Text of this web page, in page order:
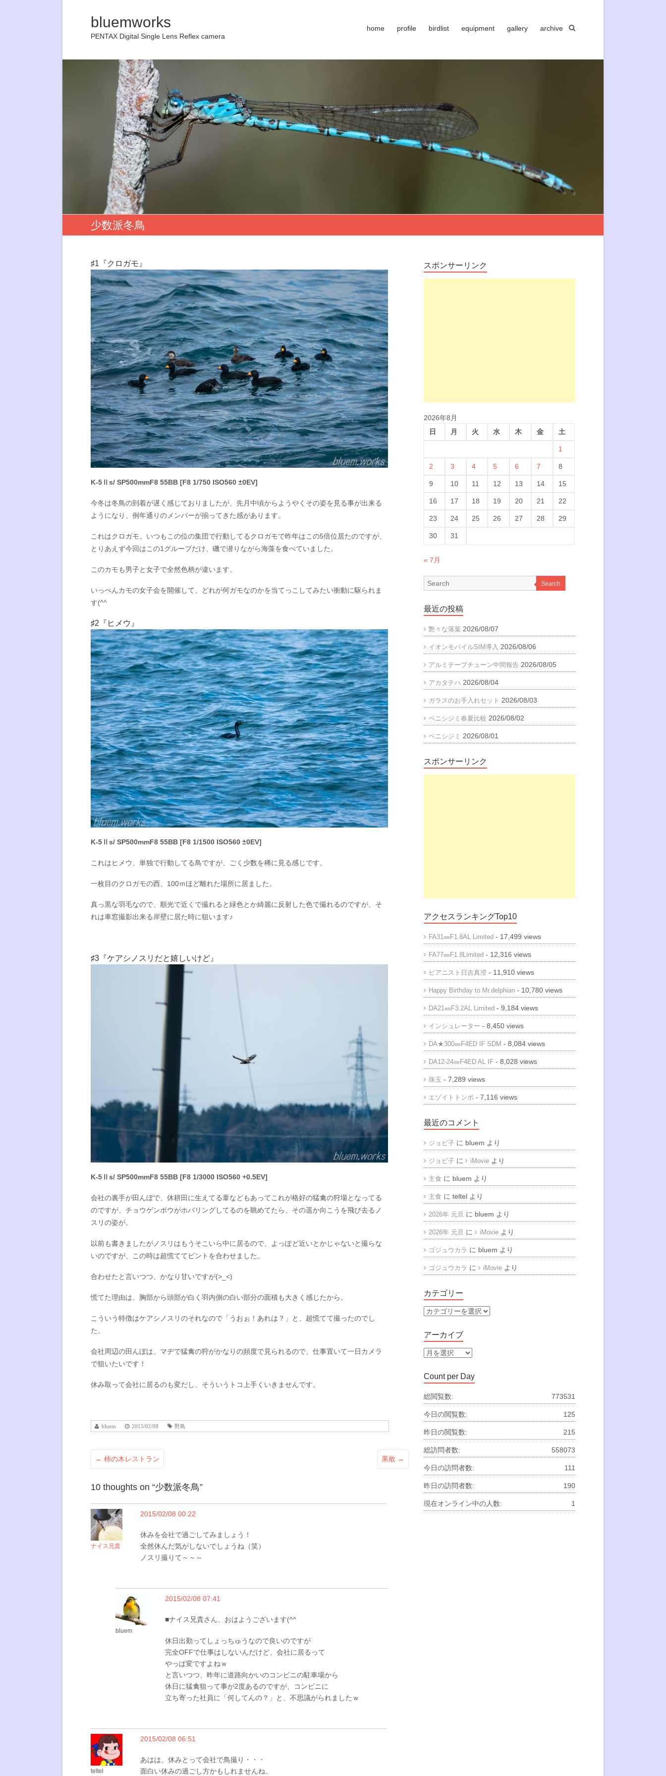
bluemworks
PENTAX Digital Single Lens Reflex camera
home profile birdlist equipment gallery archive
少数派冬鳥
♯1『クロガモ』
K-5Ⅱs/ SP500mmF8 55BB [F8 1/750 ISO560 ±0EV]
今冬は冬鳥の到着が遅く感じておりましたが、先月中頃からようやくその姿を見る事が出来る
ようになり、例年通りのメンバーが揃ってきた感があります。
これはクロガモ。いつもこの位の集団で行動してるクロガモで昨年はこの5倍位居たのですが、
とりあえず今回はこの1グループだけ、磯で潜りながら海藻を食べていました。
このカモも男子と女子で全然色柄が違います。
いっぺんカモの女子会を開催して、どれが何ガモなのかを当てっこしてみたい衝動に駆られま
す(^^
♯2『ヒメウ』
K-5Ⅱs/ SP500mmF8 55BB [F8 1/1500 ISO560 ±0EV]
これはヒメウ、単独で行動してる鳥ですが、ごく少数を稀に見る感じです。
一枚目のクロガモの西、100ｍほど離れた場所に居ました。
真っ黒な羽毛なので、順光で近くで撮れると緑色とか綺麗に反射した色で撮れるのですが、そ
れは車窓撮影出来る岸壁に居た時に狙います♪
♯3『ケアシノスリだと嬉しいけど』
K-5Ⅱs/ SP500mmF8 55BB [F8 1/3000 ISO560 +0.5EV]
会社の裏手が田んぼで、休耕田に生えてる葦などもあってこれが格好の猛禽の狩場となってる
のですが、チョウゲンボウがホバリングしてるのを眺めてたら、その遥か向こうを飛び去るノ
スリの姿が。
以前も書きましたがノスリはもうそこいら中に居るので、よっぽど近いとかじゃないと撮らな
いのですが、この時は超慌ててピントを合わせました。
合わせたと言いつつ、かなり甘いですが(>_<)
慌てた理由は、胸部から頭部が白く羽内側の白い部分の面積も大きく感じたから。
こういう特徴はケアシノスリのそれなので「うおぉ！あれは？」と、超慌てて撮ったのでし
た。
会社周辺の田んぼは、マヂで猛禽の狩がかなりの頻度で見られるので、仕事置いて一日カメラ
で狙いたいです！
休み取って会社に居るのも変だし、そういうトコ上手くいきませんです。
bluem 2015/02/08 野鳥
← 柿の木レストラン 果敢 →
10 thoughts on “少数派冬鳥”
ナイス兄貴
2015/02/08 00:22
休みを会社で過ごしてみましょう！
全然休んだ気がしないでしょうね（笑）
ノスリ撮りて～～～
bluem
2015/02/08 07:41
■ナイス兄貴さん、おはようございます(^^
休日出勤ってしょっちゅうなので良いのですが
完全OFFで仕事はしないんだけど、会社に居るって
やっぱ変ですよねｗ
と言いつつ、昨年に道路向かいのコンビニの駐車場から
休日に猛禽狙って事が2度あるのですが、コンビニに
立ち寄った社員に「何してんの？」と、不思議がられましたｗ
teltel
2015/02/08 06:51
あはは、休みとって会社で鳥撮り・・・
面白い休みの過ごし方かもしれませんね。
スポンサーリンク
2026年8月
日
月 火 水 木 金 土
1
2 3 4 5 6 7 8
9 10 11 12 13 14 15
16 17 18 19 20 21 22
23 24 25 26 27 28 29
30 31
« 7月
Search
最近の投稿
艶々な落葉 2026/08/07
イオンモバイルSIM導入 2026/08/06
アルミテープチューン中間報告 2026/08/05
アカタテハ 2026/08/04
ガラスのお手入れセット 2026/08/03
ベニシジミ春夏比較 2026/08/02
ベニシジミ 2026/08/01
スポンサーリンク
アクセスランキングTop10
FA31㎜F1.8AL Limited - 17,499 views
FA77㎜F1.8Limited - 12,316 views
ピアニスト日吉真澄 - 11,910 views
Happy Birthday to Mr.delphian - 10,780 views
DA21㎜F3.2AL Limited - 9,184 views
インシュレーター - 8,450 views
DA★300㎜F4ED IF SDM - 8,084 views
DA12-24㎜F4ED AL IF - 8,028 views
珠玉 - 7,289 views
エゾイトトンボ - 7,116 views
最近のコメント
ジョビ子 に bluem より
ジョビ子 に iMovie より
主食 に bluem より
主食 にteltel より
2026年 元旦 に bluem より
2026年 元旦 に iMovie より
ゴジュウカラ に bluem より
ゴジュウカラ に iMovie より
カテゴリー
カ
ゴ
リ
ー
アーカイブ
ア
カ
イ
ブ
Count per Day
773531
総閲覧数:
125
今日の閲覧数:
215
昨日の閲覧数:
558073
総訪問者数:
111
今日の訪問者数:
190
昨日の訪問者数:
1
現在オンライン中の人数: